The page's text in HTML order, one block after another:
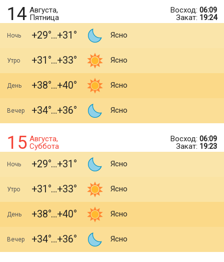
14 Августа,
Пятница
Восход: 06:09
Закат: 19:24
Ночь +29 +31 Ясно
Утро +31 +33 Ясно
День +38 +40 Ясно
Вечер +34 +36 Ясно
15 Августа,
Суббота
Восход: 06:09
Закат: 19:23
Ночь +29 +31 Ясно
Утро +31 +33 Ясно
День +38 +40 Ясно
Вечер +34 +36 Ясно